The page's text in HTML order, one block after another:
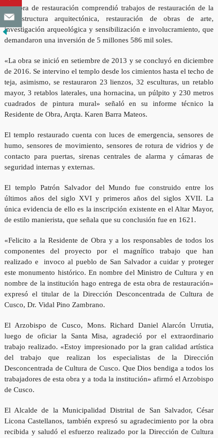
La obra de restauración comprendió trabajos de restauración de la
infraestructura arquitectónica, restauración de obras de arte,
investigación arqueológica y sensibilización e involucramiento, que
demandaron una inversión de 5 millones 586 mil soles.
«La obra se inició en setiembre de 2013 y se concluyó en diciembre
de 2016. Se intervino el templo desde los cimientos hasta el techo de
teja, asimismo, se restauraron 23 lienzos, 32 esculturas, un retablo
mayor, 3 retablos laterales, una hornacina, un púlpito y 230 metros
cuadrados de pintura mural» señaló en su informe técnico la
Residente de Obra, Arqta. Karen Barra Mateos.
El templo restaurado cuenta conluces de emergencia, sensores de
humo, sensores de movimiento, sensores de rotura de vidrios y de
contacto para puertas, sirenas centrales de alarmay cámaras de
seguridad internas y externas.
El templo Patrón Salvador del Mundo fue construido entre los
últimos años del siglo XVI y primeros años del siglos XVII. La
única evidencia de ello es la inscripción existente en el Altar Mayor,
de estilo manierista, que señala que su conclusión fue en 1621.
«Felicito a la Residente de Obra y a los responsables de todos los
componentes del proyecto por el magnífico trabajo que han
realizado e invoco al pueblo de San Salvador a cuidar y proteger
este monumento histórico. En nombre del Ministro de Cultura y en
nombre de la institución hago entrega de esta obra de restauración»
expresó el titular de la Dirección Desconcentrada de Cultura de
Cusco, Dr. Vidal Pino Zambrano.
El Arzobispo de Cusco, Mons. Richard Daniel Alarcón Urrutia,
luego de oficiar la Santa Misa, agradeció por el extraordinario
trabajo realizado. «Estoy impresionado por la gran calidad artística
del trabajo que realizan los especialistas de la Dirección
Desconcentrada de Cultura de Cusco. Que Dios bendiga a todos los
trabajadores de esta obra y a toda la institución» afirmó el Arzobispo
de Cusco.
El Alcalde de la Municipalidad Distrital de San Salvador, César
Licona Castellanos, también expresó su agradecimiento por la obra
recibida y saludó el esfuerzo realizado por la Dirección de Cultura